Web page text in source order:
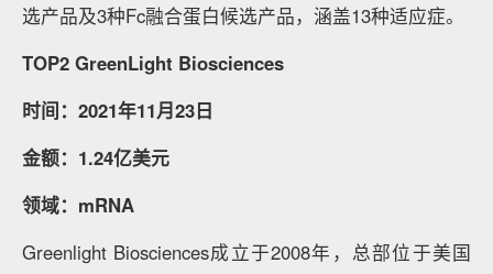
选产品及3种Fc融合蛋白候选产品，涵盖13种适应症。
TOP2 GreenLight Biosciences
时间：2021年11月23日
金额：1.24亿美元
领域：mRNA
Greenlight Biosciences成立于2008年，总部位于美国